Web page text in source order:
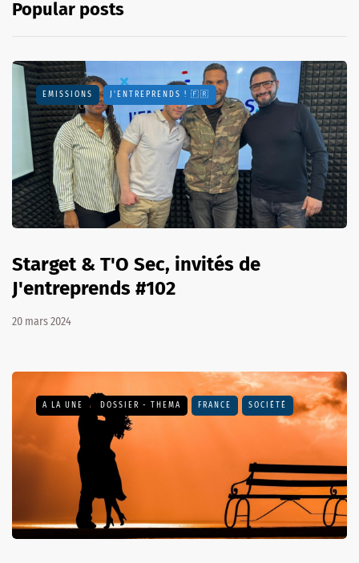
Popular posts
EMISSIONS J'ENTREPRENDS ! 🇫🇷
Starget & T'O Sec, invités de
J'entreprends #102
20 mars 2024
A LA UNE DOSSIER - THEMA FRANCE SOCIÉTÉ